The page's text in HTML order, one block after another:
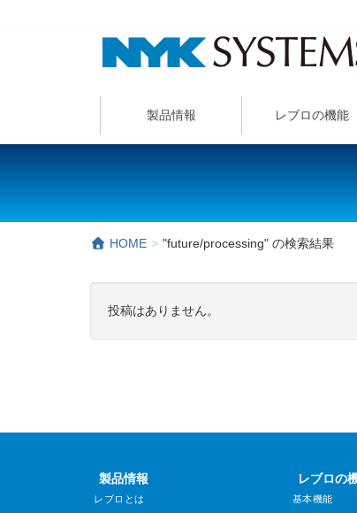
製品情報 レブロの機能
HOME "future/processing" の検索結果
投稿はありません。
製品情報
レブロとは
レブロの
基本機能